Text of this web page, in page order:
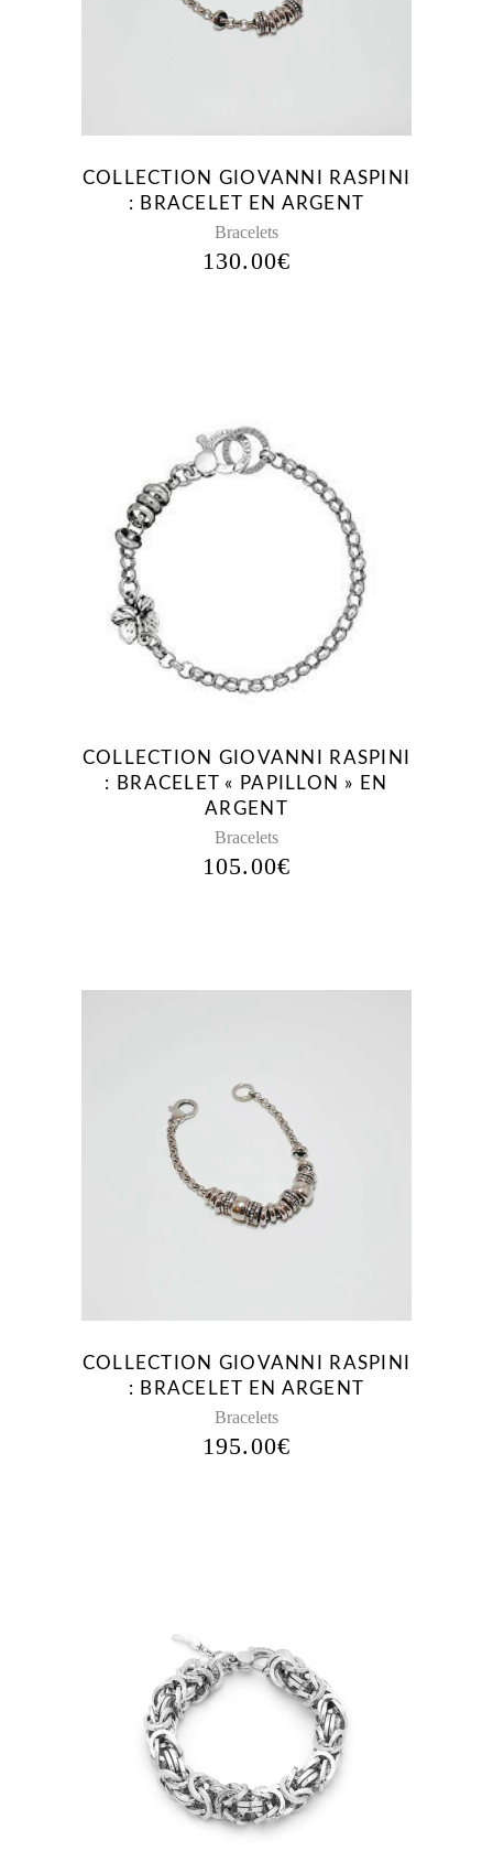
COLLECTION GIOVANNI RASPINI
: BRACELET EN ARGENT
Bracelets
130.00€
COLLECTION GIOVANNI RASPINI
: BRACELET « PAPILLON » EN
ARGENT
Bracelets
105.00€
COLLECTION GIOVANNI RASPINI
: BRACELET EN ARGENT
Bracelets
195.00€